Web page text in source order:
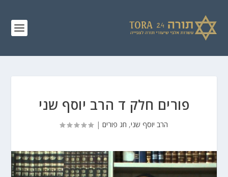
פורים חלק ד הרב יוסף שני
הרב יוסף שני, חג פורים |